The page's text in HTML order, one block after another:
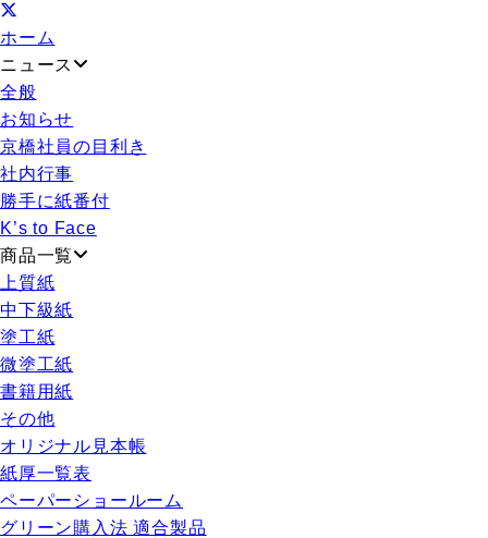
ホーム
ニュース
全般
お知らせ
京橋社員の目利き
社内行事
勝手に紙番付
K’s to Face
商品一覧
上質紙
中下級紙
塗工紙
微塗工紙
書籍用紙
その他
オリジナル見本帳
紙厚一覧表
ペーパーショールーム
グリーン購入法 適合製品